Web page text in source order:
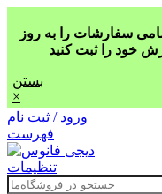
سفارشات را به روز
بستن
×
ورود / ثبت نام
فهرست
تنظیمات